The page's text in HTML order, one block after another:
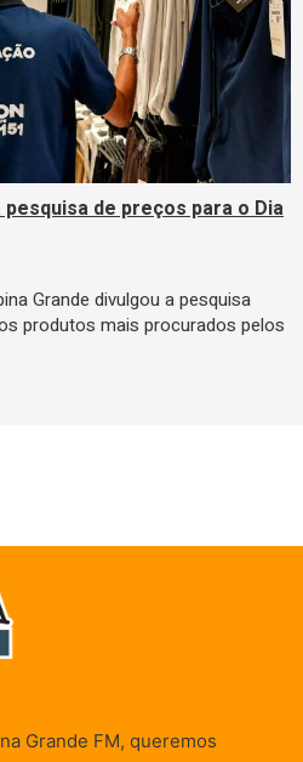
de preços para o Dia
Grande divulgou a pesquisa
produtos mais procurados pelos
Grande FM, queremos